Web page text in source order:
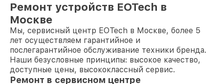
Ремонт устройств EOTech в
Москве
Мы, сервисный центр EOTech в Москве, более 5
лет осуществляем гарантийное и
послегарантийное обслуживание техники бренда.
Наши безусловные принципы: высокое качество,
доступные цены, высококлассный сервис.
Ремонт в сервисном центре